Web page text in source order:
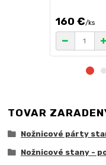
160 €/ks
TOVAR
Nožnicové párty
Nožnicové stany -